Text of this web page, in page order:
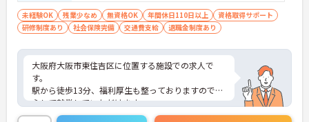
未経験OK 残業少なめ 無資格OK 年間休日110日以上
資格取得サポート
研修制度あり
社会保険完備 交通費支給 退職金制度あり
大阪府大阪市東住吉区に位置する施設での求人で
す。
駅から徒歩13分、福利厚生も整っておりますので安
心して就業していただけます。
ご興味のある方はお気軽にお問い合わせ下さい。